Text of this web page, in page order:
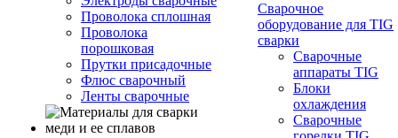
Проволока сплошная
Проволока
порошковая
Прутки присадочные
Флюс сварочный
Ленты сварочные
Сварочное
оборудование для TIG
сварки
Сварочные
аппараты TIG
Блоки
охлаждения
Сварочные